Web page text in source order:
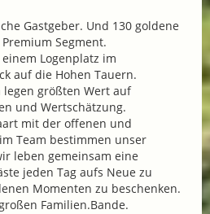
Gastgeber. Und 130 goldene
Segment.
einem Logenplatz im
auf die Hohen Tauern.
legen größten Wert auf
und Wertschätzung.
mit der offenen und
Team bestimmen unser
leben gemeinsam eine
jeden Tag aufs Neue zu
Momenten zu beschenken.
Familien.Bande.